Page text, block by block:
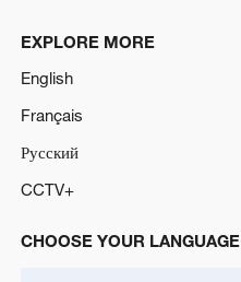
EXPLORE MORE
English
Français
Русский
CCTV+
CHOOSE YOUR LANGUAGE